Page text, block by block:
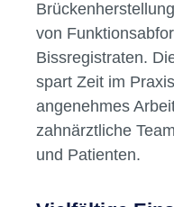
sich durch ihre
durch Erwärmen
erreichen nach
detailgetreue
machen sie